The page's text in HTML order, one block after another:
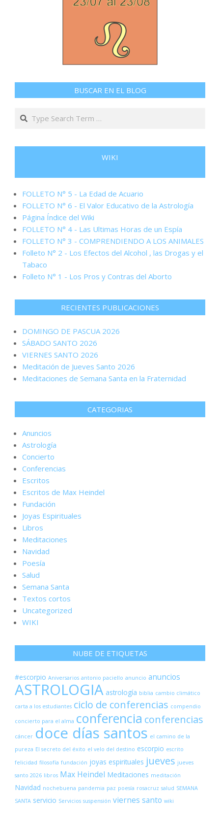
BUSCAR EN EL BLOG
Search
WIKI
FOLLETO N° 5 - La Edad de Acuario
FOLLETO N° 6 - El Valor Educativo de la Astrología
Página Índice del Wiki
FOLLETO N° 4 - Las Ultimas Horas de un Espía
FOLLETO N° 3 - COMPRENDIENDO A LOS ANIMALES
Folleto N° 2 - Los Efectos del Alcohol , las Drogas y el
Tabaco
Folleto N° 1 - Los Pros y Contras del Aborto
RECIENTES PUBLICACIONES
DOMINGO DE PASCUA 2026
SÁBADO SANTO 2026
VIERNES SANTO 2026
Meditación de Jueves Santo 2026
Meditaciones de Semana Santa en la Fraternidad
CATEGORIAS
Anuncios
Astrología
Concierto
Conferencias
Escritos
Escritos de Max Heindel
Fundación
Joyas Espirituales
Libros
Meditaciones
Navidad
Poesía
Salud
Semana Santa
Textos cortos
Uncategorized
WIKI
NUBE DE ETIQUETAS
#escorpio Aniversarios antonio paciello anuncio anuncios
ASTROLOGIA astrología biblia cambio climático
carta a los estudiantes ciclo de conferencias compendio
concierto para el alma conferencia conferencias
cáncer doce días santos el camino de la
pureza El secreto del éxito el velo del destino escorpio escrito
felicidad filosofía fundación joyas espirituales jueves jueves
santo 2026 libros Max Heindel Meditaciones meditación
Navidad nochebuena pandemia paz poesía rosacruz salud SEMANA
SANTA servicio Servicios suspensión viernes santo wiki